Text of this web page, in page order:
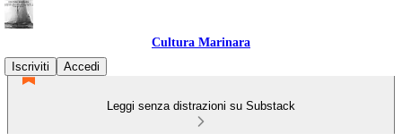
Cultura Marinara
Iscriviti
Accedi
Leggi senza distrazioni su Substack